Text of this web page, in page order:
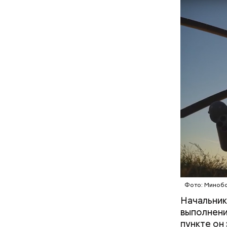
Фото:
пункте
День
День
только